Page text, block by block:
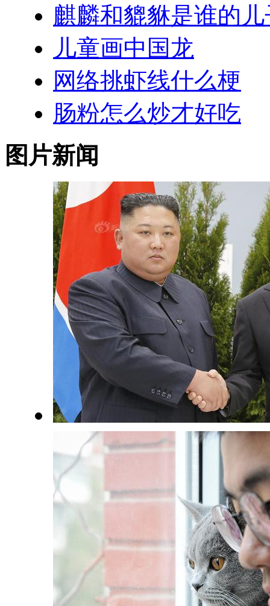
麒麟和貔貅是谁的儿
儿童画中国龙
网络挑虾线什么梗
肠粉怎么炒才好吃
图片新闻